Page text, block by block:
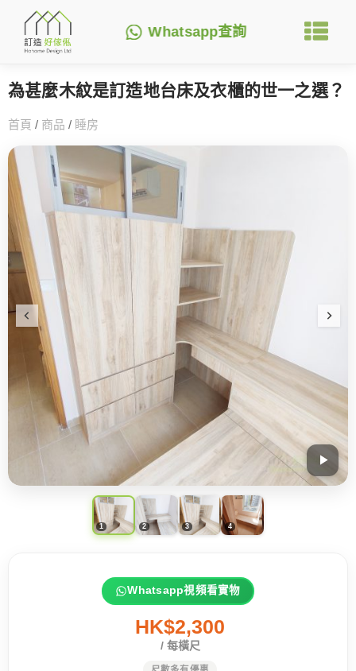
Whatsapp查詢
為甚麼木紋是訂造地台床及衣櫃的世一之選？
首頁 / 商品 / 睡房
Whatsapp視頻看實物
HK$2,300
/ 每橫尺